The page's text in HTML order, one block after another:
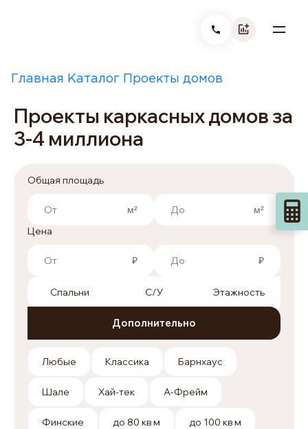
Главная Каталог Проекты домов
Проекты каркасных домов за
3-4 миллиона
Общая площадь
Цена
Спальни С/У Этажность
Дополнительно
Любые Классика Барнхаус
Шале Хай-тек А-Фрейм
Финские до 80 кв м до 100 кв м